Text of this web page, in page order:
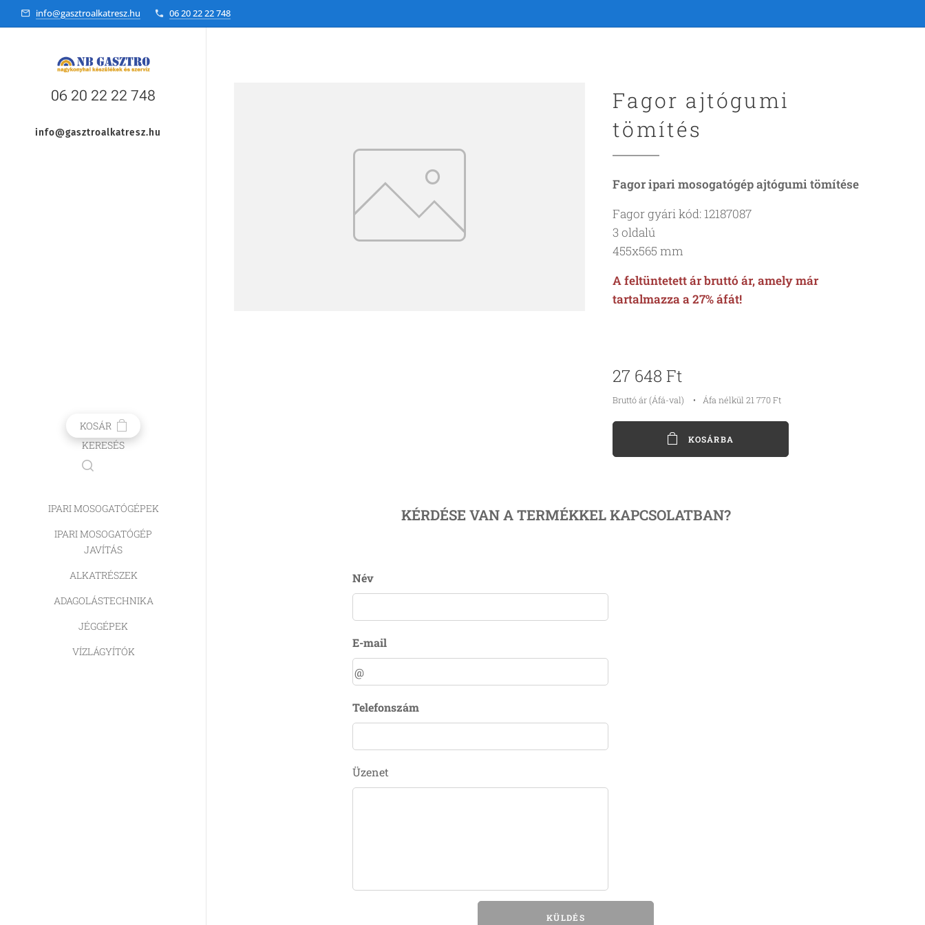
info@gasztroalkatresz.hu 06 20 22 22 748
06 20 22 22 748
info@gasztroalkatresz.hu
KOSÁR
KERESÉS
IPARI MOSOGATÓGÉPEK
IPARI MOSOGATÓGÉP
JAVÍTÁS
ALKATRÉSZEK
ADAGOLÁSTECHNIKA
JÉGGÉPEK
VÍZLÁGYÍTÓK
Fagor ajtógumi
tömítés
Fagor ipari mosogatógép ajtógumi tömítése
Fagor gyári kód: 12187087
3 oldalú
455x565 mm
A feltüntetett ár bruttó ár, amely már
tartalmazza a 27% áfát!
27 648 Ft
Bruttó ár (Áfá-val) Áfa nélkül 21 770 Ft
KOSÁRBA
KÉRDÉSE VAN A TERMÉKKEL KAPCSOLATBAN?
Név
E-mail
Telefonszám
Üzenet
KÜLDÉS